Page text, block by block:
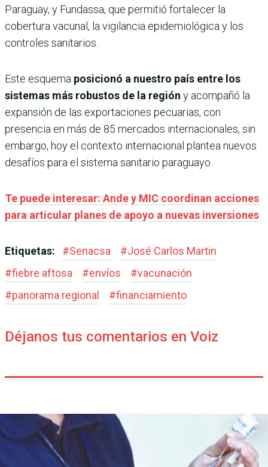
Paraguay, y Fundassa, que permitió fortalecer la
cobertura vacunal, la vigilancia epidemiológica y los
controles sanitarios.
Este esquema posicionó a nuestro país entre los
sistemas más robustos de la región y acompañó la
expansión de las exportaciones pecuarias, con
presencia en más de 85 mercados internacionales, sin
embargo, hoy el contexto internacional plantea nuevos
desafíos para el sistema sanitario paraguayo.
Te puede interesar: Ande y MIC coordinan acciones
para articular planes de apoyo a nuevas inversiones
Etiquetas: #Senacsa #José Carlos Martin
#fiebre aftosa #envíos #vacunación
#panorama regional #financiamiento
Déjanos tus comentarios en Voiz